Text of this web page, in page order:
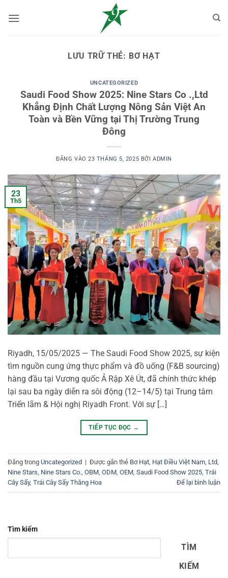
qua
LƯU TRỮ THẺ: BƠ HẠT
UNCATEGORIZED
Saudi Food Show 2025: Nine Stars Co .,Ltd
Khẳng Định Chất Lượng Nông Sản Việt An
Toàn và Bền Vững tại Thị Trường Trung
Đông
ĐĂNG VÀO23 THÁNG 5, 2025 BỞI ADMIN
23
Th5
Riyadh, 15/05/2025 — The Saudi Food Show 2025, sự kiện
tìm nguồn cung ứng thực phẩm và đồ uống (F&B sourcing)
hàng đầu tại Vương quốc Ả Rập Xê Út, đã chính thức khép
lại sau ba ngày diễn ra sôi động (12–14/5) tại Trung tâm
Triển lãm & Hội nghị Riyadh Front. Với sự […]
TIẾP TỤC ĐỌC →
Đăng trong Uncategorized | Được gắn thẻ Bơ Hạt Hạt Điều Việt Nam Ltd
Nine Stars Nine Stars Co. OBM ODM OEM Saudi Food Show 2025 Trái
Cây Sấy, Trái Cây Sấy Thăng Hoa Để lại bình luận
Tìm kiếm
TÌM
KIẾM